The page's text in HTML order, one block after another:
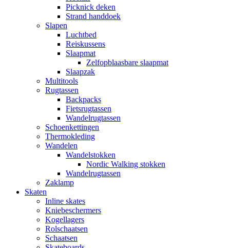
Picknick deken
Strand handdoek
Slapen
Luchtbed
Reiskussens
Slaapmat
Zelfopblaasbare slaapmat
Slaapzak
Multitools
Rugtassen
Backpacks
Fietsrugtassen
Wandelrugtassen
Schoenkettingen
Thermokleding
Wandelen
Wandelstokken
Nordic Walking stokken
Wandelrugtassen
Zaklamp
Skaten
Inline skates
Kniebeschermers
Kogellagers
Rolschaatsen
Schaatsen